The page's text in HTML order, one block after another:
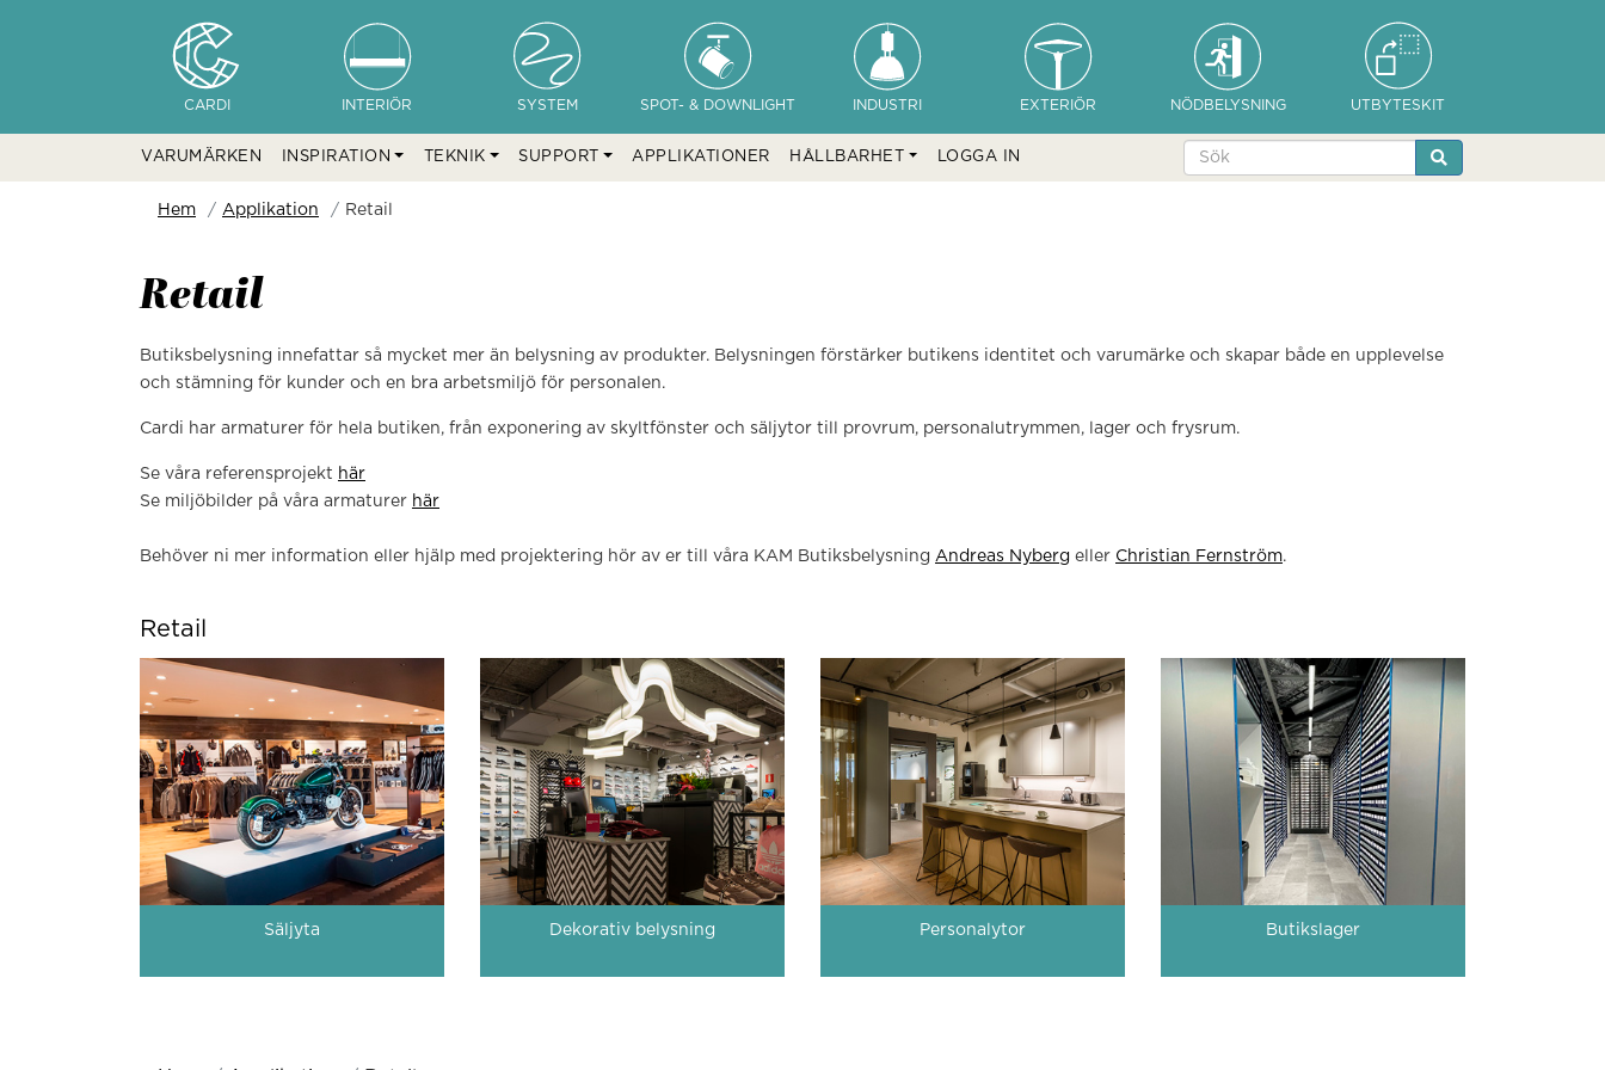
CARDI INTERIÖR SYSTEM SPOT- & DOWNLIGHT INDUSTRI EXTERIÖR NÖDBELYSNING UTBYTESKIT
VARUMÄRKEN INSPIRATION TEKNIK SUPPORT APPLIKATIONER HÅLLBARHET LOGGA IN
Hem Applikation Retail
Retail
Butiksbelysning innefattar så mycket mer än belysning av produkter. Belysningen förstärker butikens identitet och varumärke och skapar både en upplevelse
och stämning för kunder och en bra arbetsmiljö för personalen.
Cardi har armaturer för hela butiken, från exponering av skyltfönster och säljytor till provrum, personalutrymmen, lager och frysrum.
Se våra referensprojekt här
Se miljöbilder på våra armaturer här
Behöver ni mer information eller hjälp med projektering hör av er till våra KAM Butiksbelysning Andreas Nyberg eller Christian Fernström.
Retail
Säljyta Dekorativ belysning Personalytor Butikslager